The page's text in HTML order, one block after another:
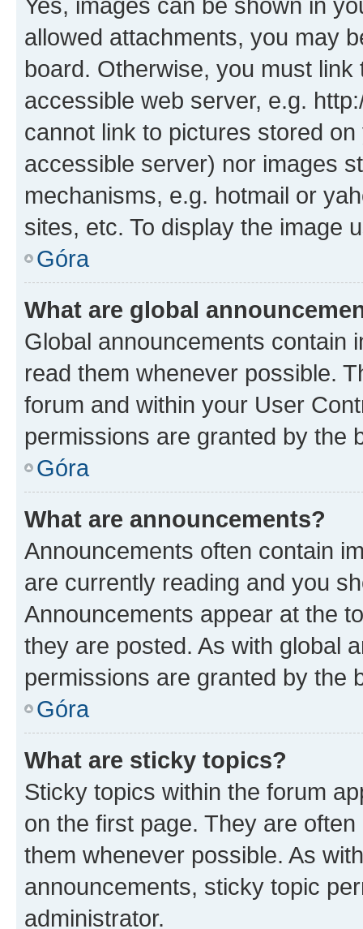
allowed attachments, you may
board. Otherwise, you must
accessible web server, e.g.
cannot link to pictures stored
accessible server) nor images
mechanisms, e.g. hotmail or
sites, etc. To display the image
Góra
What are global
Global announcements contain
read them whenever possible.
forum and within your User
permissions are granted by the
Góra
What are announcements?
Announcements often contain
are currently reading and you
Announcements appear at the
they are posted. As with global
permissions are granted by the
Góra
What are sticky topics?
Sticky topics within the forum
on the first page. They are
them whenever possible. As
announcements, sticky topic
administrator.